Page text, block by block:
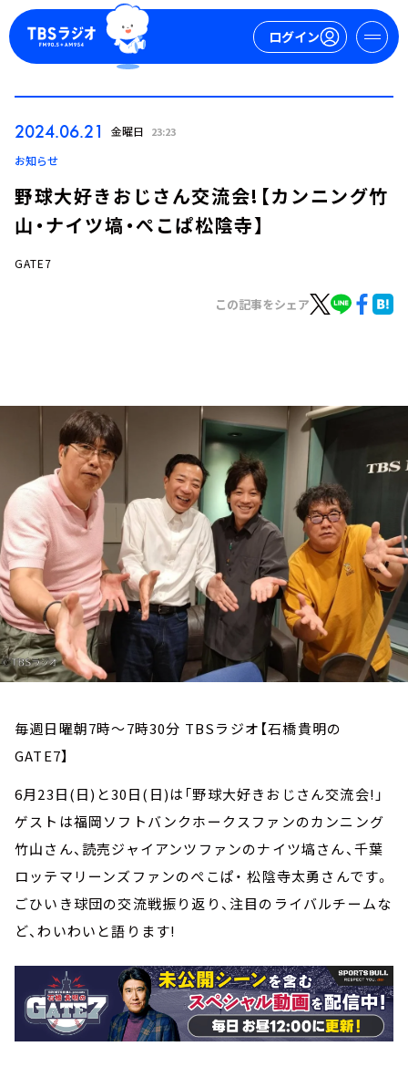
ログイン
お知らせ
イベント・グッズ
YouTube
会社情報
2024.06.21 金曜日 23:23
お知らせ
野球大好きおじさん交流会!【カンニング竹
山・ナイツ塙・ぺこぱ松陰寺】
GATE7
この記事をシェア
毎週日曜朝7時～7時30分 TBSラジオ【石橋貴明の
GATE7】
6月23日(日)と30日(日)は「野球大好きおじさん交流会!」
ゲストは福岡ソフトバンクホークスファンのカンニング
竹山さん、読売ジャイアンツファンのナイツ塙さん、千葉
ロッテマリーンズファンのぺこぱ・ 松陰寺太勇さんです。
ごひいき球団の交流戦振り返り、注目のライバルチームな
ど、わいわいと語ります!